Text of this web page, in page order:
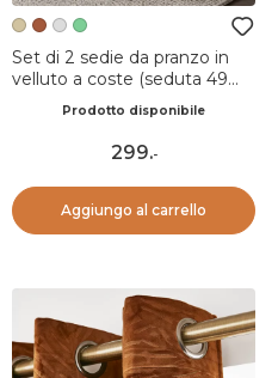
Set di 2 sedie da pranzo in
velluto a coste (seduta 49
Prodotto disponibile
299.-
Aggiungo al carrello